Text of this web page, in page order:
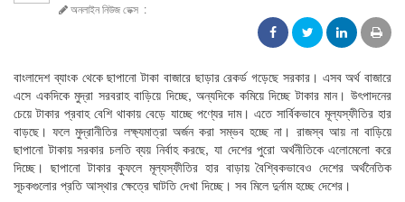
অনলাইন নিউজ ডেক্স :
বাংলাদেশ ব্যাংক থেকে ছাপানো টাকা বাজারে ছাড়ার রেকর্ড গড়েছে সরকার। এসব অর্থ বাজারে
এসে একদিকে মুদ্রা সরবরাহ বাড়িয়ে দিচ্ছে, অন্যদিকে কমিয়ে দিচ্ছে টাকার মান। উৎপাদনের
চেয়ে টাকার প্রবাহ বেশি থাকায় বেড়ে যাচ্ছে পণ্যের দাম। এতে সার্বিকভাবে মূল্যস্ফীতির হার
বাড়ছে। ফলে মুদ্রানীতির লক্ষ্যমাত্রা অর্জন করা সম্ভব হচ্ছে না। রাজস্ব আয় না বাড়িয়ে
ছাপানো টাকায় সরকার চলতি ব্যয় নির্বাহ করছে, যা দেশের পুরো অর্থনীতিকে এলোমেলো করে
দিচ্ছে। ছাপানো টাকার কুফলে মূল্যস্ফীতির হার বাড়ায় বৈশ্বিকভাবেও দেশের অর্থনৈতিক
সূচকগুলোর প্রতি আস্থার ক্ষেত্রে ঘাটতি দেখা দিচ্ছে। সব মিলে দুর্নাম হচ্ছে দেশের।